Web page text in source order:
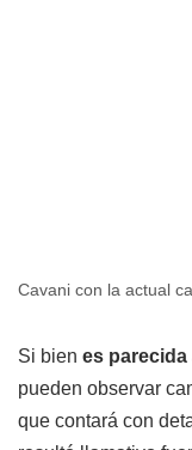
Cavani con la actual
Si bien es parecida
pueden observar
que contará con